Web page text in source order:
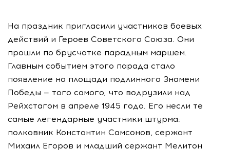
На праздник пригласили участников боевых
действий и Героев Советского Союза. Они
прошли по брусчатке парадным маршем.
Главным событием этого парада стало
появление на площади подлинного Знамени
Победы — того самого, что водрузили над
Рейхстагом в апреле 1945 года. Его несли те
самые легендарные участники штурма:
полковник Константин Самсонов, сержант
Михаил Егоров и младший сержант Мелитон